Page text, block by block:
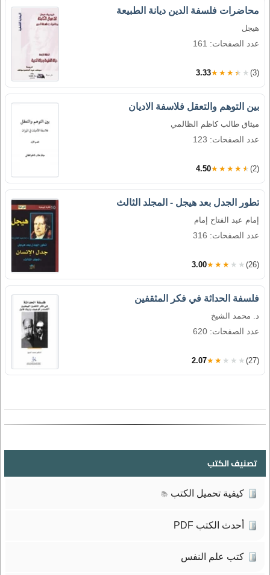
محاضرات فلسفة الدين ديانة الطبيعة
هيجل
عدد الصفحات: 161
3.33★★★★★ (3)
بين التوهم والتعقل فلاسفة الاديان
ميثاق طالب كاظم الظالمي
عدد الصفحات: 123
4.50★★★★★ (2)
تطور الجدل بعد هيجل - المجلد الثالث
إمام عبد الفتاح إمام
عدد الصفحات: 316
3.00★★★★★ (26)
فلسفة الحداثة في فكر المثقفين
د. محمد الشيخ
عدد الصفحات: 620
2.07★★★★★ (27)
تصنيف الكتب
كيفية تحميل الكتب 📚
أحدث الكتب PDF
كتب علم النفس